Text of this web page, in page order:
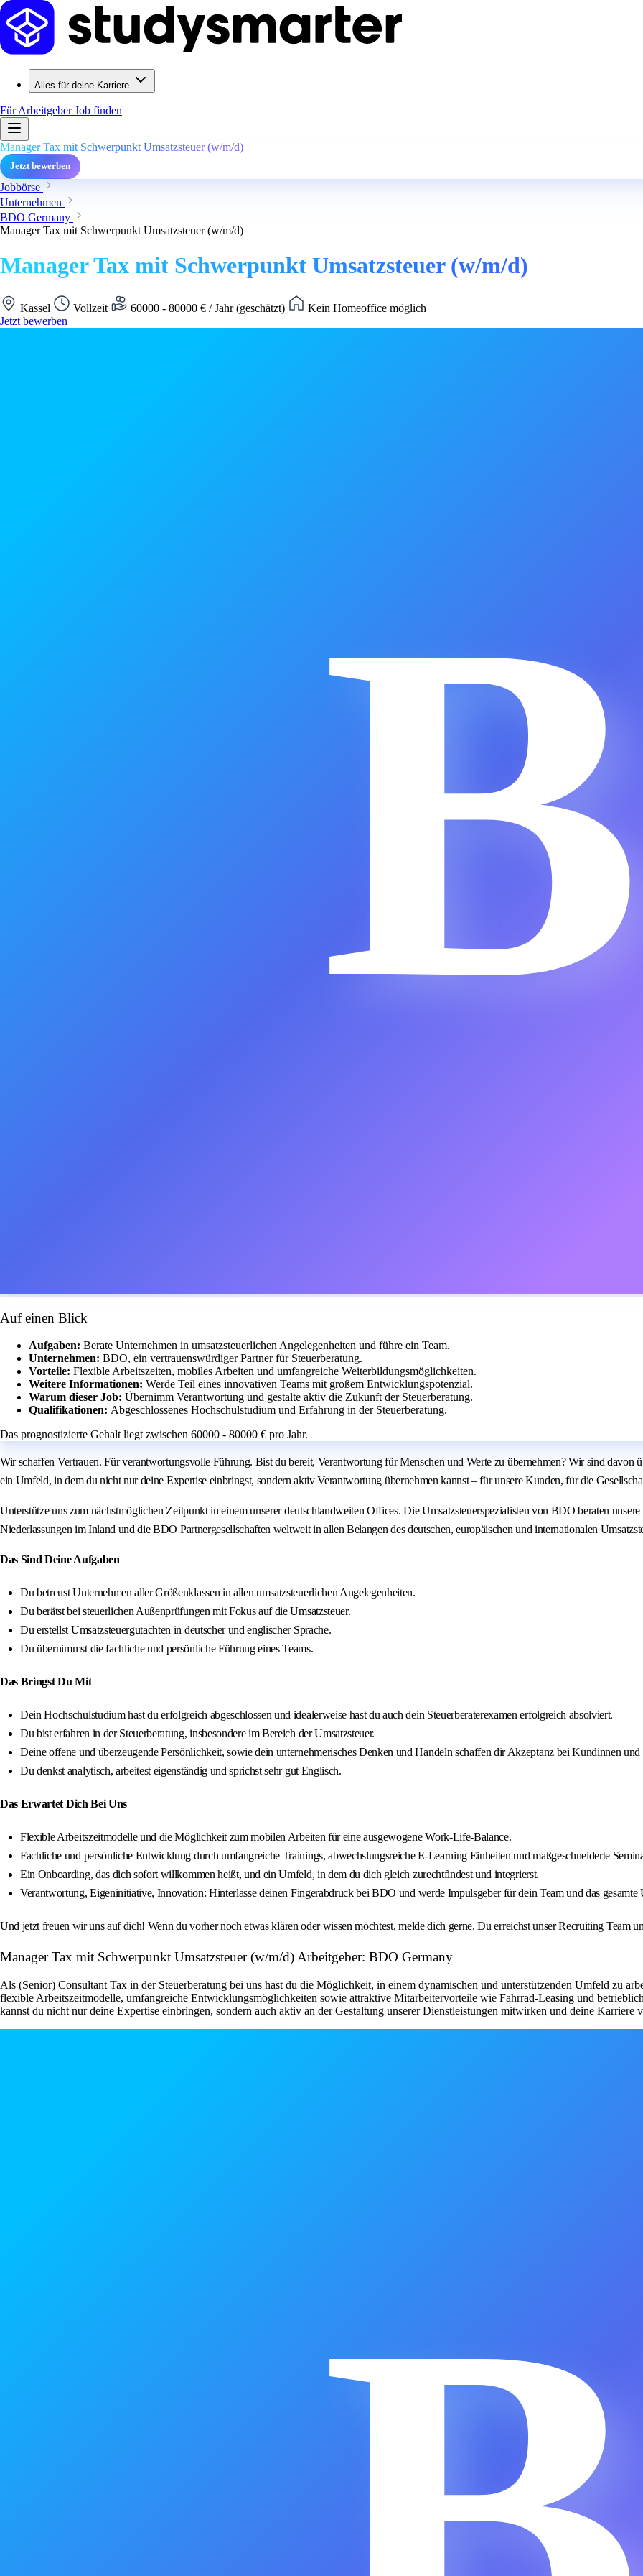
Alles für deine Karriere
Für ArbeitgeberJob finden
Manager Tax mit Schwerpunkt Umsatzsteuer (w/m/d)
Jetzt bewerben
Jobbörse
Unternehmen
BDO Germany
Manager Tax mit Schwerpunkt Umsatzsteuer (w/m/d)
Manager Tax mit Schwerpunkt Umsatzsteuer (w/m/d)
Kassel Vollzeit 60000 - 80000 € / Jahr (geschätzt)
Kein Homeoffice möglich
Jetzt bewerben
B
Auf einen Blick
Aufgaben: Berate Unternehmen in umsatzsteuerlichen Angelegenheiten und führe ein Team.
Unternehmen: BDO, ein vertrauenswürdiger Partner für Steuerberatung.
Vorteile: Flexible Arbeitszeiten, mobiles Arbeiten und umfangreiche Weiterbildungsmöglichkeiten.
Weitere Informationen: Werde Teil eines innovativen Teams mit großem Entwicklungspotenzial.
Warum dieser Job: Übernimm Verantwortung und gestalte aktiv die Zukunft der Steuerberatung.
Qualifikationen: Abgeschlossenes Hochschulstudium und Erfahrung in der Steuerberatung.
Das prognostizierte Gehalt liegt zwischen 60000 - 80000 € pro Jahr.
Wir schaffen Vertrauen. Für verantwortungsvolle Führung. Bist du bereit, Verantwortung für Menschen und Werte zu übernehmen? Wir sind davon
ein Umfeld, in dem du nicht nur deine Expertise einbringst, sondern aktiv Verantwortung übernehmen kannst – für unsere Kunden, für die
Unterstütze uns zum nächstmöglichen Zeitpunkt in einem unserer deutschlandweiten Offices. Die Umsatzsteuerspezialisten von BDO beraten
Niederlassungen im Inland und die BDO Partnergesellschaften weltweit in allen Belangen des deutschen, europäischen und internationalen
Das Sind Deine Aufgaben
Du betreust Unternehmen aller Größenklassen in allen umsatzsteuerlichen Angelegenheiten.
Du berätst bei steuerlichen Außenprüfungen mit Fokus auf die Umsatzsteuer.
Du erstellst Umsatzsteuergutachten in deutscher und englischer Sprache.
Du übernimmst die fachliche und persönliche Führung eines Teams.
Das Bringst Du Mit
Dein Hochschulstudium hast du erfolgreich abgeschlossen und idealerweise hast du auch dein Steuerberaterexamen erfolgreich absolviert.
Du bist erfahren in der Steuerberatung, insbesondere im Bereich der Umsatzsteuer.
Deine offene und überzeugende Persönlichkeit, sowie dein unternehmerisches Denken und Handeln schaffen dir Akzeptanz bei Kundinnen
Du denkst analytisch, arbeitest eigenständig und sprichst sehr gut Englisch.
Das Erwartet Dich Bei Uns
Flexible Arbeitszeitmodelle und die Möglichkeit zum mobilen Arbeiten für eine ausgewogene Work-Life-Balance.
Fachliche und persönliche Entwicklung durch umfangreiche Trainings, abwechslungsreiche E‑Learning Einheiten und maßgeschneiderte
Ein Onboarding, das dich sofort willkommen heißt, und ein Umfeld, in dem du dich gleich zurechtfindest und integrierst.
Verantwortung, Eigeninitiative, Innovation: Hinterlasse deinen Fingerabdruck bei BDO und werde Impulsgeber für dein Team und das gesamte
Und jetzt freuen wir uns auf dich! Wenn du vorher noch etwas klären oder wissen möchtest, melde dich gerne. Du erreichst unser Recruiting Team
Manager Tax mit Schwerpunkt Umsatzsteuer (w/m/d) Arbeitgeber: BDO Germany
Als (Senior) Consultant Tax in der Steuerberatung bei uns hast du die Möglichkeit, in einem dynamischen und unterstützenden Umfeld zu
flexible Arbeitszeitmodelle, umfangreiche Entwicklungsmöglichkeiten sowie attraktive Mitarbeitervorteile wie Fahrrad-Leasing und
kannst du nicht nur deine Expertise einbringen, sondern auch aktiv an der Gestaltung unserer Dienstleistungen mitwirken und deine Karriere